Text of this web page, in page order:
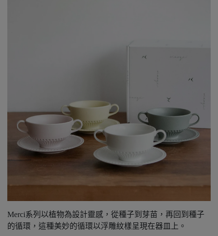
Merci系列以植物為設計靈感，從種子到芽苗，再回到種子
的循環，這種美妙的循環以浮雕紋樣呈現在器皿上。